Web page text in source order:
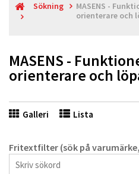
Sökning
MASENS -
orienterare och
MASENS -
orienterare och
Galleri Lista
Fritextfilter (sök på